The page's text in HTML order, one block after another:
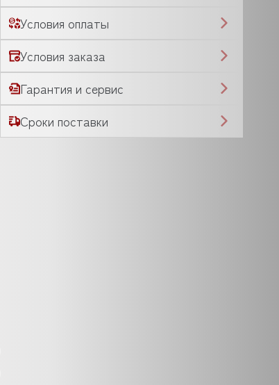
Условия оплаты
Условия заказа
Гарантия и сервис
Сроки поставки